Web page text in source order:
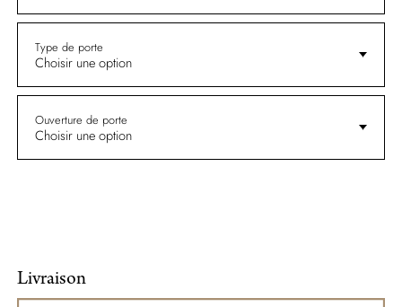
Type de porte
Choisir une option
Ouverture de porte
Choisir une option
Livraison